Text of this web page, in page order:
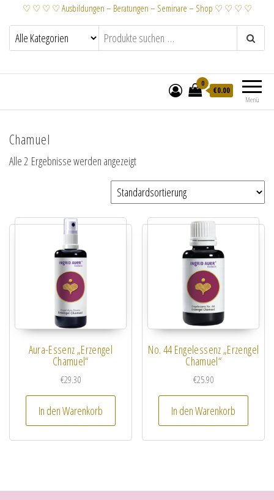
♡ ♡ ♡ ♡ Ausbildungen – Beratungen – Seminare – Shop ♡ ♡ ♡ ♡
Menü
0
€0.00
Chamuel
Alle 2 Ergebnisse werden angezeigt
Aura-Essenz „Erzengel
Chamuel“
€29.30
In den Warenkorb
No. 44 Engelessenz „Erzengel
Chamuel“
€25.90
In den Warenkorb